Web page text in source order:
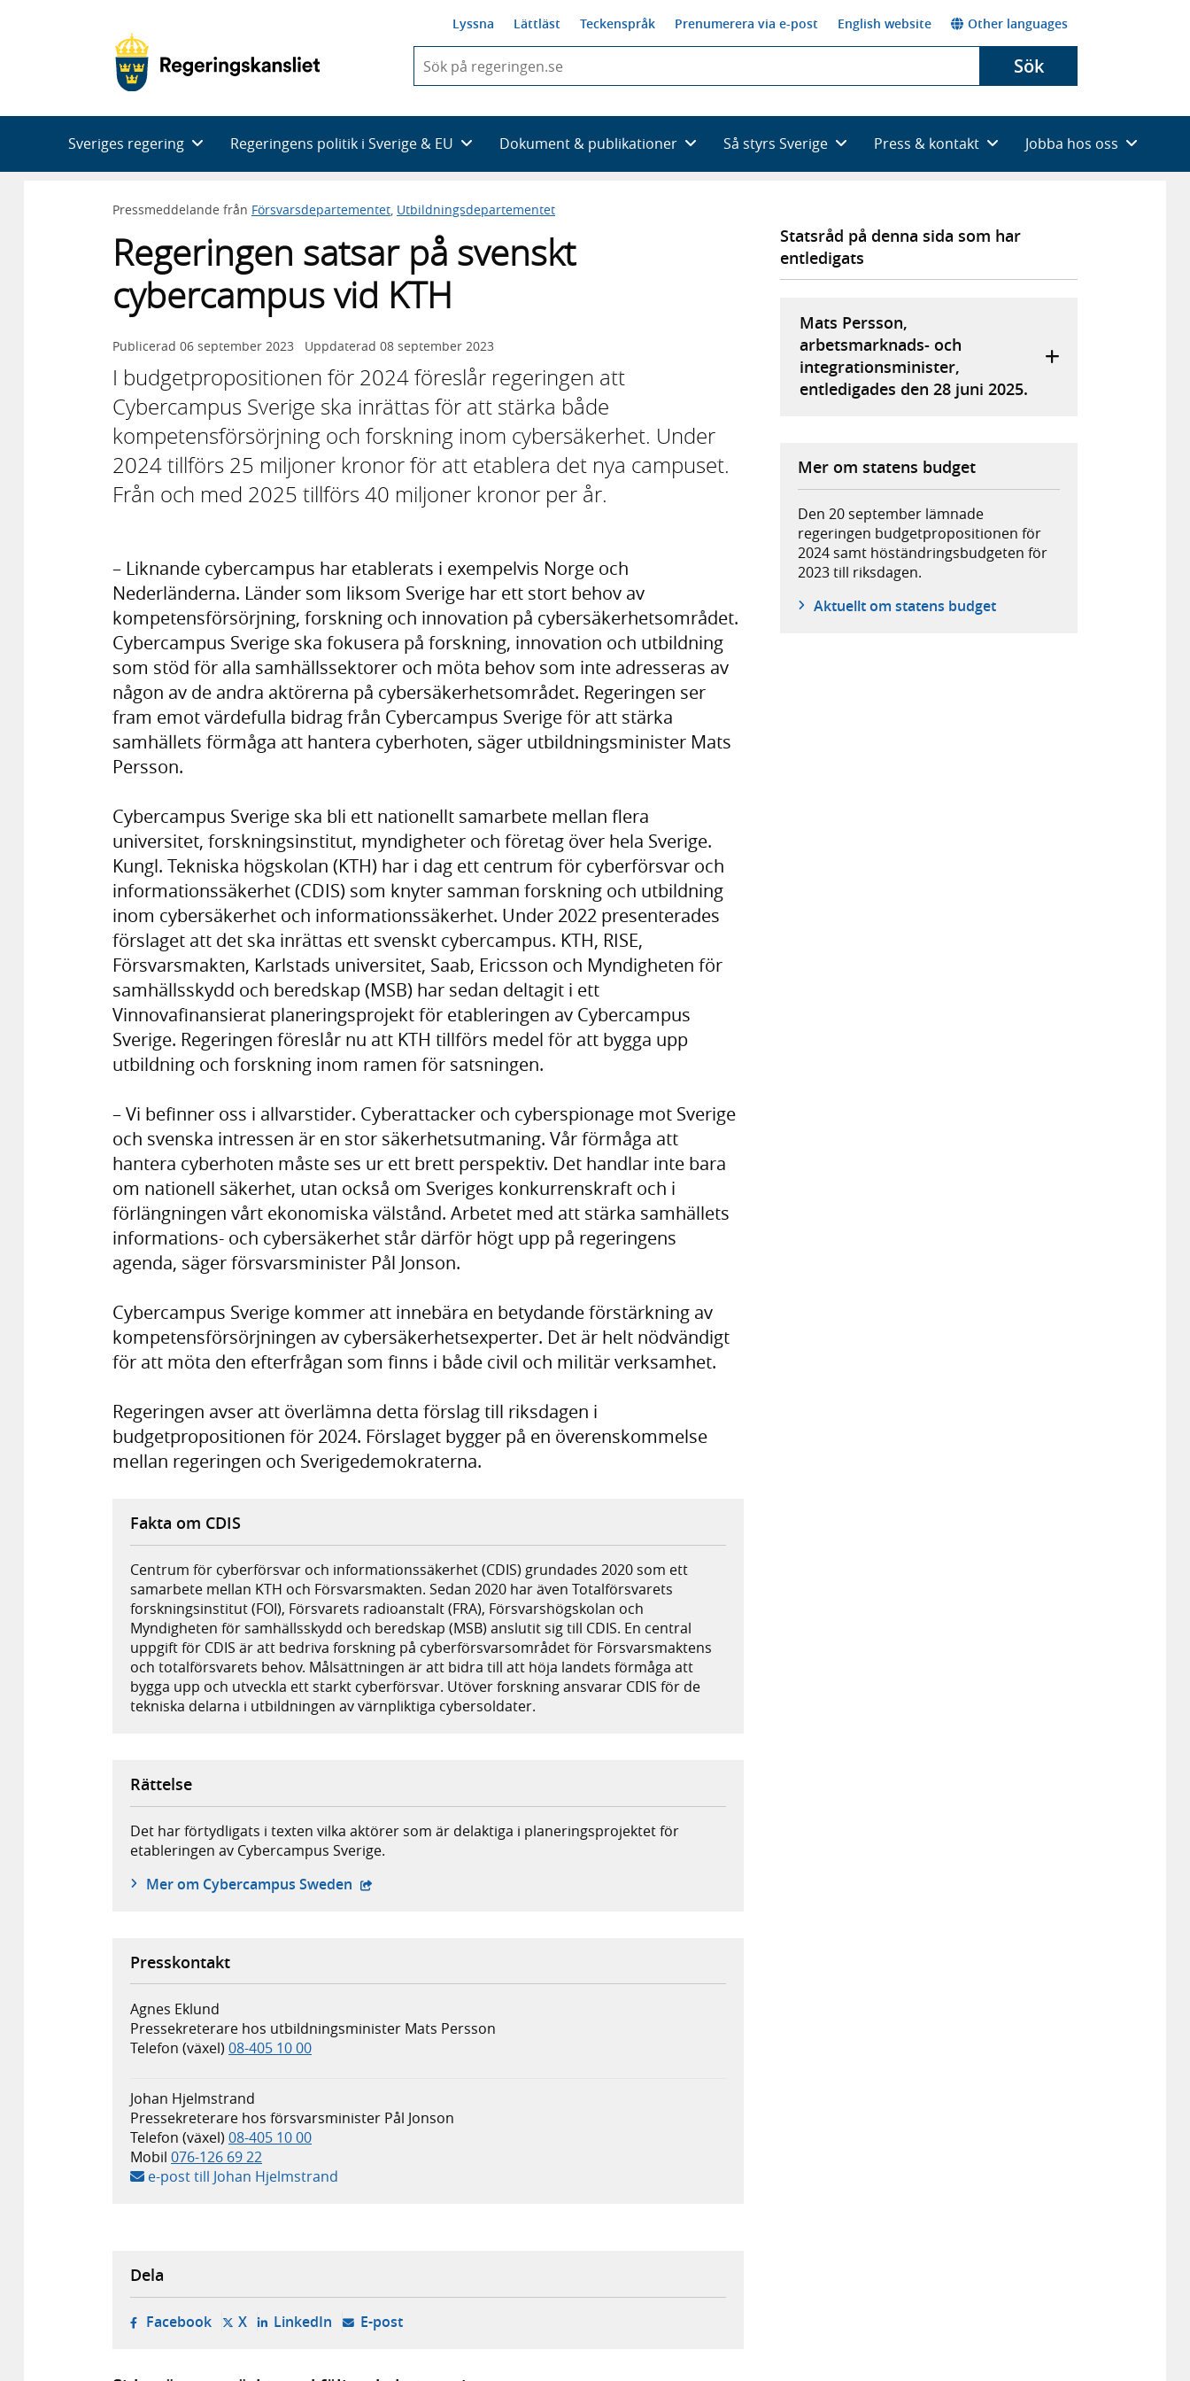
Lyssna Lättläst Teckenspråk Prenumerera via e-post English website Other languages
du
skriva
framträder
en
med
sökförslag
Sök
Sveriges regering Regeringens politik i Sverige & EU Dokument & publikationer Så styrs Sverige Press & kontakt Jobba hos oss
Pressmeddelande från Försvarsdepartementet Utbildningsdepartementet
Regeringen satsar på svenskt
cybercampus vid KTH
Publicerad 06 september 2023 Uppdaterad 08 september 2023
I budgetpropositionen för 2024 föreslår regeringen att
Cybercampus Sverige ska inrättas för att stärka både
kompetensförsörjning och forskning inom cybersäkerhet. Under
2024 tillförs 25 miljoner kronor för att etablera det nya campuset.
Från och med 2025 tillförs 40 miljoner kronor per år.
– Liknande cybercampus har etablerats i exempelvis Norge och
Nederländerna. Länder som liksom Sverige har ett stort behov av
kompetensförsörjning, forskning och innovation på cybersäkerhetsområdet.
Cybercampus Sverige ska fokusera på forskning, innovation och utbildning
som stöd för alla samhällssektorer och möta behov som inte adresseras av
någon av de andra aktörerna på cybersäkerhetsområdet. Regeringen ser
fram emot värdefulla bidrag från Cybercampus Sverige för att stärka
samhällets förmåga att hantera cyberhoten, säger utbildningsminister Mats
Persson.
Cybercampus Sverige ska bli ett nationellt samarbete mellan flera
universitet, forskningsinstitut, myndigheter och företag över hela Sverige.
Kungl. Tekniska högskolan (KTH) har i dag ett centrum för cyberförsvar och
informationssäkerhet (CDIS) som knyter samman forskning och utbildning
inom cybersäkerhet och informationssäkerhet. Under 2022 presenterades
förslaget att det ska inrättas ett svenskt cybercampus. KTH, RISE,
Försvarsmakten, Karlstads universitet, Saab, Ericsson och Myndigheten för
samhällsskydd och beredskap (MSB) har sedan deltagit i ett
Vinnovafinansierat planeringsprojekt för etableringen av Cybercampus
Sverige. Regeringen föreslår nu att KTH tillförs medel för att bygga upp
utbildning och forskning inom ramen för satsningen.
– Vi befinner oss i allvarstider. Cyberattacker och cyberspionage mot Sverige
och svenska intressen är en stor säkerhetsutmaning. Vår förmåga att
hantera cyberhoten måste ses ur ett brett perspektiv. Det handlar inte bara
om nationell säkerhet, utan också om Sveriges konkurrenskraft och i
förlängningen vårt ekonomiska välstånd. Arbetet med att stärka samhällets
informations- och cybersäkerhet står därför högt upp på regeringens
agenda, säger försvarsminister Pål Jonson.
Cybercampus Sverige kommer att innebära en betydande förstärkning av
kompetensförsörjningen av cybersäkerhetsexperter. Det är helt nödvändigt
för att möta den efterfrågan som finns i både civil och militär verksamhet.
Regeringen avser att överlämna detta förslag till riksdagen i
budgetpropositionen för 2024. Förslaget bygger på en överenskommelse
mellan regeringen och Sverigedemokraterna.
Fakta om CDIS
Centrum för cyberförsvar och informationssäkerhet (CDIS) grundades 2020 som ett
samarbete mellan KTH och Försvarsmakten. Sedan 2020 har även Totalförsvarets
forskningsinstitut (FOI), Försvarets radioanstalt (FRA), Försvarshögskolan och
Myndigheten för samhällsskydd och beredskap (MSB) anslutit sig till CDIS. En central
uppgift för CDIS är att bedriva forskning på cyberförsvarsområdet för Försvarsmaktens
och totalförsvarets behov. Målsättningen är att bidra till att höja landets förmåga att
bygga upp och utveckla ett starkt cyberförsvar. Utöver forskning ansvarar CDIS för de
tekniska delarna i utbildningen av värnpliktiga cybersoldater.
Rättelse
Det har förtydligats i texten vilka aktörer som är delaktiga i planeringsprojektet för
etableringen av Cybercampus Sverige.
Mer om Cybercampus Sweden - extern webbplats,
Presskontakt
Agnes Eklund
Pressekreterare hos utbildningsminister Mats Persson
Telefon (växel) 08-405 10 00
Johan Hjelmstrand
Pressekreterare hos försvarsminister Pål Jonson
Telefon (växel) 08-405 10 00
Mobil 076-126 69 22
e-post till Johan Hjelmstrand
Statsråd på denna sida som har
entledigats
Mats Persson,
arbetsmarknads- och
integrationsminister,
entledigades den 28 juni 2025.
Mer om statens budget
Den 20 september lämnade
regeringen budgetpropositionen för
2024 samt höständringsbudgeten för
2023 till riksdagen.
Aktuellt om statens budget
Dela
Facebook- öppnas i ny flik, extern webbplats,
X- öppnas i ny flik, extern webbplats,
LinkedIn- öppnas i ny flik, extern webbplats,
E-post- öppnar din e-postklient,